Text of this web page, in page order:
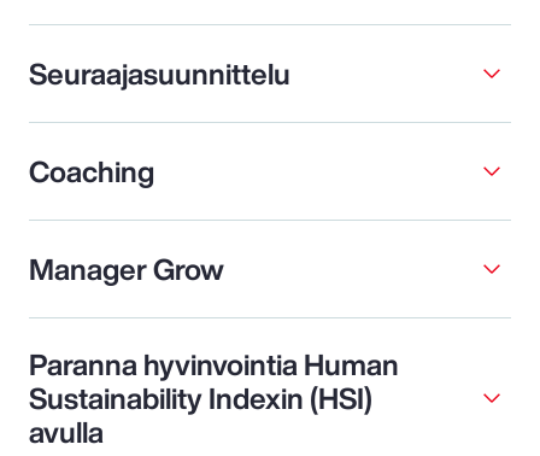
Seuraajasuunnittelu
Coaching
Manager Grow
Paranna hyvinvointia Human
Sustainability Indexin (HSI)
avulla